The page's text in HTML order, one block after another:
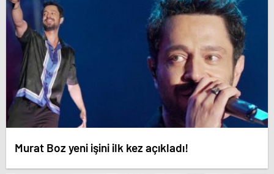
Murat Boz yeni işini ilk kez açıkladı!